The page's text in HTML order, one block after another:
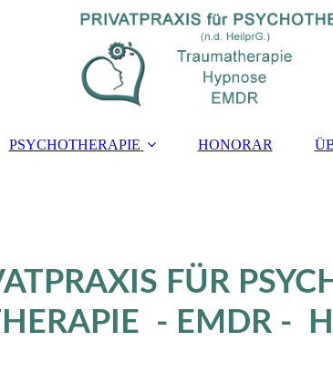
PSYCHOTHERAPIE HONORAR
FÜR
- EMDR -